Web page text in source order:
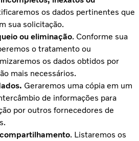
os dados pertinentes que
sua solicitação.
ou eliminação. Conforme sua
o tratamento ou
os dados obtidos por
mais necessários.
Geraremos uma cópia em um
de informações para
por outros fornecedores de
. Listaremos os